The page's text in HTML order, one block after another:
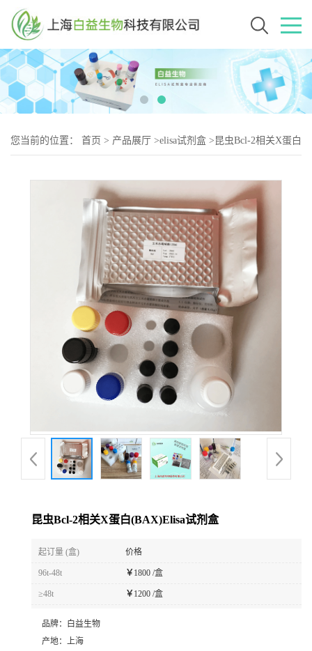
您当前的位置： 首页 > 产品展厅 >elisa试剂盒 > 昆虫Bcl-2相关X蛋白
昆虫Bcl-2相关X蛋白(BAX)Elisa试剂盒
起订量 (盒) 价格
96t-48t ￥ 1800 /盒
≥48t ￥ 1200 /盒
品牌：
白益生物
产地： 上海